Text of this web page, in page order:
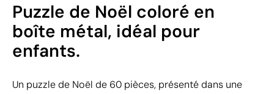
Puzzle de Noël coloré en
boîte métal, idéal pour
enfants.
Un puzzle de Noël de 60 pièces, présenté dans une